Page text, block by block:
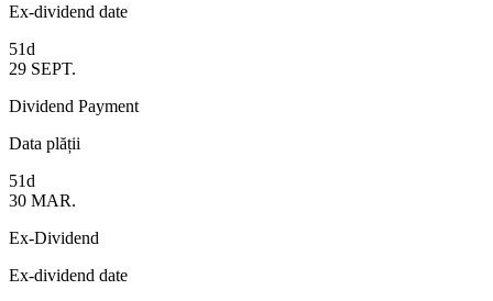
Ex-dividend date
51d
29 SEPT.
Dividend Payment
Data plății
51d
30 MAR.
Ex-Dividend
Ex-dividend date